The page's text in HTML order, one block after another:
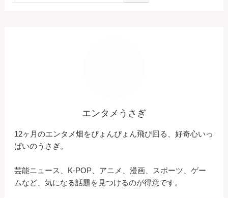
エンタメうさぎ
12ヶ月のエンタメ畑をぴょんぴょん飛び回る、好奇心いっ
ぱいのうさぎ。
芸能ニュース、K-POP、アニメ、漫画、スポーツ、ゲー
ムなど、気になる話題を見つけるのが得意です。